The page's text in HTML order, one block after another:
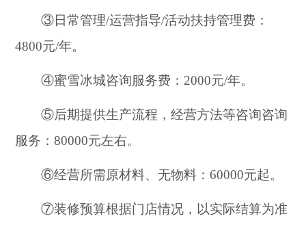
③日常管理/运营指导/活动扶持管理费：
4800元/年。
④蜜雪冰城咨询服务费：2000元/年。
⑤后期提供生产流程，经营方法等咨询咨询
服务：80000元左右。
⑥经营所需原材料、无物料：60000元起。
⑦装修预算根据门店情况，以实际结算为准